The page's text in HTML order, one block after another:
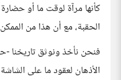
كأنها مرآة لوقت ما أو
الحقبة، مع أن هذا من
فنحن نأخذ ونوثق تاريخنا -
الأذهان لعقود ما على